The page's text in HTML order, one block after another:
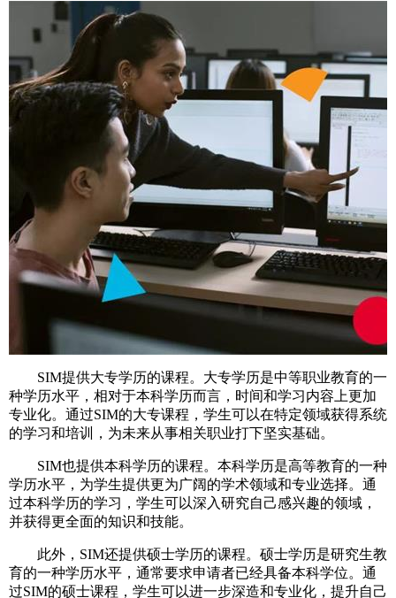
SIM提供大专学历的课程。大专学历是中等职业教育的一
种学历水平，相对于本科学历而言，时间和学习内容上更加
专业化。通过SIM的大专课程，学生可以在特定领域获得系统
的学习和培训，为未来从事相关职业打下坚实基础。
SIM也提供本科学历的课程。本科学历是高等教育的一种
学历水平，为学生提供更为广阔的学术领域和专业选择。通
过本科学历的学习，学生可以深入研究自己感兴趣的领域，
并获得更全面的知识和技能。
此外，SIM还提供硕士学历的课程。硕士学历是研究生教
育的一种学历水平，通常要求申请者已经具备本科学位。通
过SIM的硕士课程，学生可以进一步深造和专业化，提升自己